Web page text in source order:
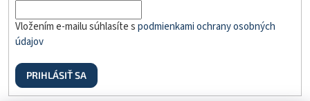
Vložením e-mailu súhlasíte spodmienkami ochrany osobných
údajov
PRIHLÁSIŤ SA